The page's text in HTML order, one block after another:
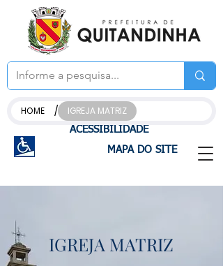
ACESSIBILIDADE
MAPA DO SITE
HOME / IGREJA MATRIZ
IGREJA MATRIZ